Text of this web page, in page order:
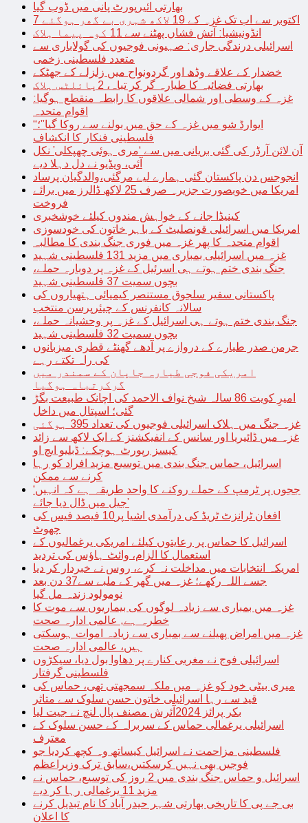
بھارتی ائیرپورٹ پانی میں ڈوب گیا
7 اکتوبر سے اب تک غزہ کے 19 لاکھ شہری بے گھر ہوگئے
انڈونیشیا: آتش فشاں پھٹنے سے 11 کوہ پیما ہلاک
اسرائیلی درندگی جاری: صہیونی فوجیوں کی گولاباری سے
متعدد فلسطینی زخمی
خضدار کے علاقے وڈھ اور گردونواح میں زلزلے کے جھٹکے
بھارتی فضائیہ کا طیارہ گر کر تباہ، 2پائلٹس ہلاک
غزہ کے وسطی اور شمالی علاقوں کا رابطہ منقطع ہوگیا:
اقوام متحدہ
“ایوارڈ شو میں غزہ کے حق میں بولنے سے روکا گیا”؛
فلسطینی فنکار کا انکشاف
آن لائن آرڈر کی گئی بریانی میں سے ‘مری ہوئی چھپکلی’ نکل
آئی، ویڈیو نے دل دہلا دیے
انجوجس دن پاکستان گئی ہمارے لیے مرگئی،والدگیان پرساد
امریکا میں خوبصورت جزیرہ صرف 25 لاکھ ڈالرز میں برائے
فروخت
کینیڈا جانے کے خواہش مندوں کیلئے خوشخبری
امریکا میں اسرائیلی قونصلیٹ کے باہر خاتون کی خودسوزی
اقوام متحدہ کا پھر غزہ میں فوری جنگ بندی کا مطالبہ
غزہ میں اسرائیلی بمباری میں مزید 131 فلسطینی شہید
جنگ بندی ختم ہوتے ہی اسرئیل کے غزہ پر دوبارہ حملے،
بچوں سمیت 37 فلسطینی شہید
پاکستانی سفیر سلجوق مستنصر کیمیائی ہتھیاروں کی
سالانہ کانفرنس کے چیئرپرسن منتخب
جنگ بندی ختم ہوتے ہی اسرائیل کے غزہ پر وحشیانہ حملے،
بچوں سمیت 32 فلسطینی شہید
جرمن صدر طیارے کے دروازے پر آدھے گھنٹے قطری میزبانوں
کی راہ تکتے رہے
امریکی فوجی طیارہ جاپان کے سمندر میں
گرکرتباہ ہوگیا
امیرِ کویت 86 سالہ شیخ نواف الاحمد کی اچانک طبیعت بگڑ
گئی؛ اسپتال میں داخل
غزہ جنگ میں ہلاک اسرائیلی فوجیوں کی تعداد 395 ہوگئی
غزہ میں ڈائیریا اور سانس کے انفیکشنز کے ایک لاکھ سے زائد
کیسز رپورٹ ہوچکے: ڈبلیو ایچ او
اسرائیل، حماس جنگ بندی میں توسیع مزید افراد کو رہا
کرنے سے ممکن
‘ججوں پر ٹرمپ کے حملے روکنے کا واحد طریقہ ہے کہ انہیں
جیل میں ڈال دیا جائے’
افغان ٹرانزٹ ٹریڈ کی درآمدی اشیا پر10 فیصد فیس کی
چھوٹ
اسرائیل کا حماس پر رعایتوں کیلئے امریکی یرغمالیوں کے
استعمال کا الزام، وائٹ ہاؤس کی تردید
امریکہ انتخابات میں مداخلت نہ کرے، روس نے خبردار کر دیا
جسے اللہ رکھے؛ غزہ میں گھر کے ملبے سے37 دن بعد
نومولود زندہ مل گیا
غزہ میں بمباری سے زیادہ لوگوں کی بیماریوں سے موت کا
خطرہ ہے, عالمی ادارہ صحت
غزہ میں امراض پھیلنے سے بمباری سے زیادہ اموات ہوسکتی
ہیں، عالمی ادارہ صحت
اسرائیلی فوج نے مغربی کنارے پر دھاوا بول دیا، سیکڑوں
فلسطینی گرفتار
میری بیٹی خود کو غزہ میں ملکہ سمجھتی تھی، حماس کی
قید سے رہا اسرائیلی خاتون حسن سلوک سے متاثر
بکر پرائز 2024آئرش مصنف پال لنچ نے جیت لیا
اسرائیلی یرغمالی حماس کے سربراہ کے حسن سلوک کے
معترف
فلسطینی مزاحمت نے اسرائیل کیساتھ وہ کچھ کردیا جو
فوجیں بھی نہیں کرسکتیں،سابق ترک وزیراعظم
اسرائیل و حماس جنگ بندی میں 2 روز کی توسیع، حماس نے
مزید 11 یرغمالی رہا کر دیے
بی جے پی کا تاریخی بھارتی شہر حیدر آباد کا نام تبدیل کرنے
کا اعلان